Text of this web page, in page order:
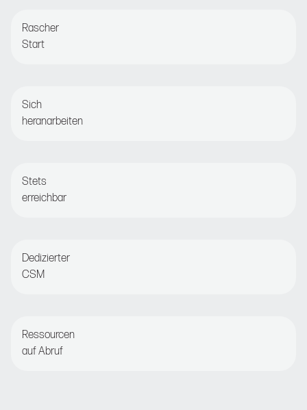
Rascher
Start
Sich
heranarbeiten
Stets
erreichbar
Dedizierter
CSM
Ressourcen
auf Abruf